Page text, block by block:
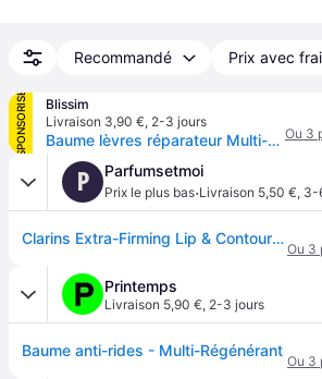
Recommandé Prix avec
SPONSORISÉ
Blissim
Livraison 3,90 €, 2-3 jours
Baume lèvres réparateur Multi-Régénérant - Clarins Ou 3
P Parfumsetmoi
Prix le plus bas·Livraison 5,50 €, 3-
Clarins Extra-Firming Lip & Contour Balm 15 ml
Ou 3
Printemps
Livraison 5,90 €, 2-3 jours
Baume anti-rides - Multi-Régénérant
Ou 3